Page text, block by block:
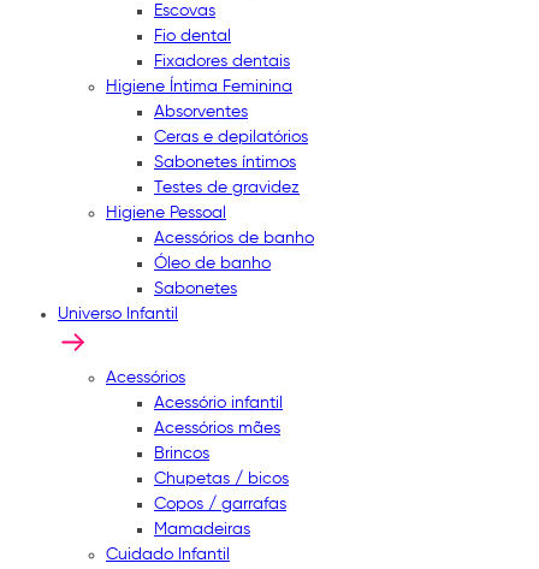
Escovas
Fio dental
Fixadores dentais
Higiene Íntima Feminina
Absorventes
Ceras e depilatórios
Sabonetes íntimos
Testes de gravidez
Higiene Pessoal
Acessórios de banho
Óleo de banho
Sabonetes
Universo Infantil
Acessórios
Acessório infantil
Acessórios mães
Brincos
Chupetas / bicos
Copos / garrafas
Mamadeiras
Cuidado Infantil